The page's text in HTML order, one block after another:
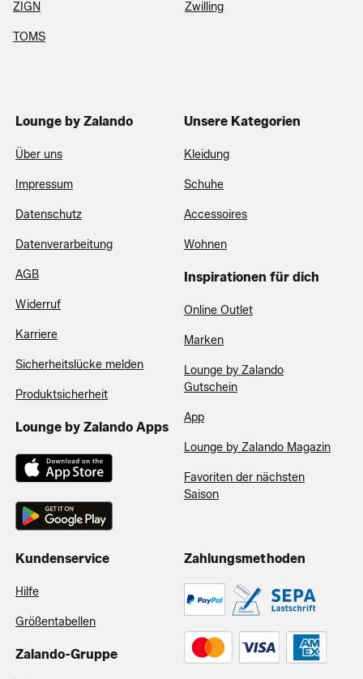
ZIGN Zwilling
TOMS
Lounge by Zalando
Über uns
Impressum
Datenschutz
Datenverarbeitung
AGB
Widerruf
Karriere
Sicherheitslücke melden
Produktsicherheit
Lounge by Zalando Apps
Unsere Kategorien
Kleidung
Schuhe
Accessoires
Wohnen
Inspirationen für dich
Online Outlet
Marken
Lounge by Zalando
Gutschein
App
Lounge by Zalando Magazin
Favoriten der nächsten
Saison
Kundenservice
Hilfe
Größentabellen
Zalando-Gruppe
Zahlungsmethoden